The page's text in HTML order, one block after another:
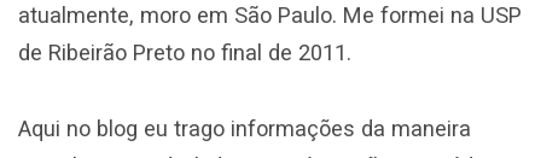
atualmente, moro em São Paulo. Me formei na USP
de Ribeirão Preto no final de 2011.
Aqui no blog eu trago informações da maneira